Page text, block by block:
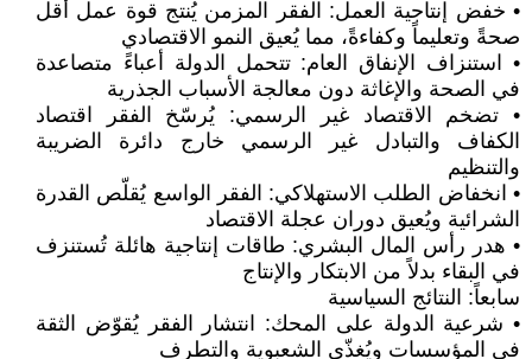
• خفض إنتاجية العمل: الفقر المزمن يُنتج قوة عمل أقل
صحةً وتعليماً وكفاءةً، مما يُعيق النمو الاقتصادي
• استنزاف الإنفاق العام: تتحمل الدولة أعباءً متصاعدة
في الصحة والإغاثة دون معالجة الأسباب الجذرية
• تضخم الاقتصاد غير الرسمي: يُرسّخ الفقر اقتصاد
الكفاف والتبادل غير الرسمي خارج دائرة الضريبة
والتنظيم
• انخفاض الطلب الاستهلاكي: الفقر الواسع يُقلّص القدرة
الشرائية ويُعيق دوران عجلة الاقتصاد
• هدر رأس المال البشري: طاقات إنتاجية هائلة تُستنزف
في البقاء بدلاً من الابتكار والإنتاج
سابعاً: النتائج السياسية
• شرعية الدولة على المحك: انتشار الفقر يُقوّض الثقة
في المؤسسات ويُغذّي الشعبوية والتطرف